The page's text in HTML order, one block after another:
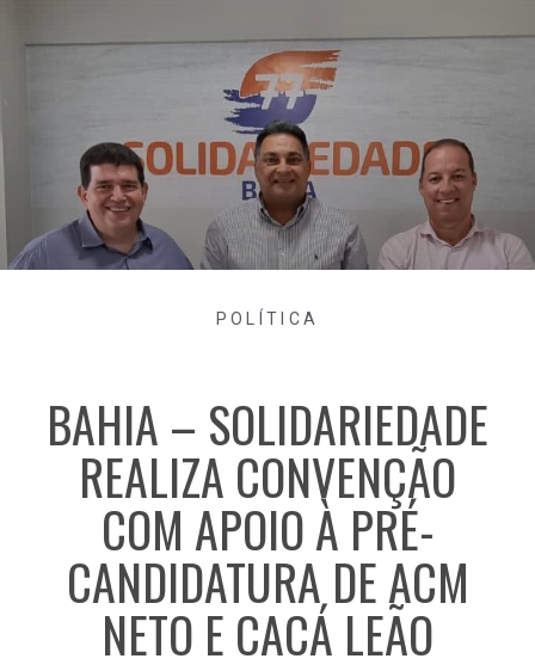
POLÍTICA
BAHIA – SOLIDARIEDADE
REALIZA CONVENÇÃO
COM APOIO À PRÉ-
CANDIDATURA DE ACM
NETO E CACÁ LEÃO